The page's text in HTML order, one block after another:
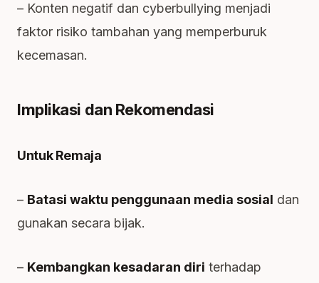
– Konten negatif dan cyberbullying menjadi
faktor risiko tambahan yang memperburuk
kecemasan.
Implikasi dan Rekomendasi
Untuk Remaja
– Batasi waktu penggunaan media sosial dan
gunakan secara bijak.
– Kembangkan kesadaran diri terhadap